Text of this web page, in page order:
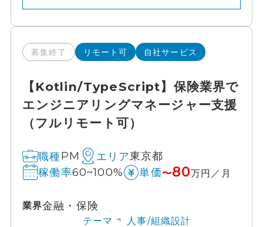
募集終了 リモート可 自社サービス
【Kotlin/TypeScript】保険業界で
エンジニアリングマネージャー支援
（フルリモート可）
職種PM エリア東京都
稼働率60~100% 単価〜80万円／月
業界金融・保険
テーマ
人事/組織設計